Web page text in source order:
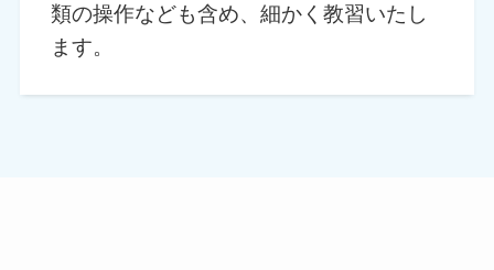
類の操作なども含め、細かく教習いたし
ます。